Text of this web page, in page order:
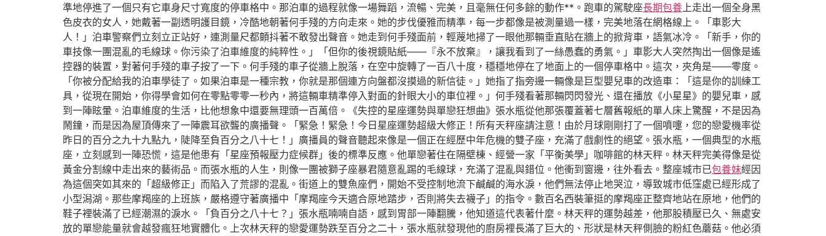
準地停進了一個只有它車身尺寸寬度的停車格中。那泊車的過程就像一場舞蹈，流暢、完美，且毫無任何多餘的動作**。跑車的駕駛座長期包養上走出一個全身黑
色皮衣的女人，她戴著一副透明護目鏡，冷酷地朝著何手殘的方向走來。她的步伐優雅而精準，每一步都像是被測量過一樣，完美地落在網格線上。「車影大
人！」泊車警察們立刻立正站好，連測量尺都顫抖著不敢發出聲音。她走到何手殘面前，輕蔑地掃了一眼他那輛垂直貼在牆上的掀背車，語氣冰冷。「新手，你的
車技像一團混亂的毛線球。你污染了泊車維度的純粹性。」「但你的後視鏡貼紙——『永不放棄』，讓我看到了一絲愚蠢的勇氣。」車影大人突然掏出一個像是遙
控器的裝置，對著何手殘的車子按了一下。何手殘的車子從牆上脫落，在空中旋轉了一百八十度，穩穩地停在了地面上的一個停車格中。這次，夾角是——零度。
「你被分配給我的泊車學徒了。如果泊車是一種宗教，你就是那個連方向盤都沒摸過的新信徒。」她指了指旁邊一輛像是巨型嬰兒車的改造車：「這是你的訓練工
具，從現在開始，你得學會如何在零點零零一秒內，將這輛車精準停入對面的針眼大小的車位裡。」何手殘看著那輛閃閃發光、還在播放《小星星》的嬰兒車，感
到一陣眩暈。泊車維度的生活，比他想象中還要無理頭一百萬倍。《失控的星座運勢與單戀狂想曲》張水瓶從他那張覆蓋著七層舊報紙的單人床上驚醒，不是因為
鬧鐘，而是因為屋頂傳來了一陣震耳欲聾的廣播聲。「緊急！緊急！今日星座運勢超級大修正！所有天秤座請注意！由於月球剛剛打了一個噴嚏，您的戀愛機率從
昨日的百分之九十九點九，陡降至負百分之八十七！」廣播員的聲音聽起來像是一個正在經歷中年危機的雙子座，充滿了戲劇性的絕望。張水瓶，一個典型的水瓶
座，立刻感到一陣恐慌，這是他患有「星座預報壓力症候群」後的標準反應。他單戀著住在隔壁棟、經營一家「平衡美學」咖啡館的林天秤。林天秤完美得像是從
黃金分割線中走出來的藝術品。而張水瓶的人生，則像一團被獅子座暴君隨意亂踢的毛線球，充滿了混亂與錯位。他衝到窗邊，往外看去。整座城市已包養妹經因
為這個突如其來的「超級修正」而陷入了荒謬的混亂。街道上的雙魚座們，開始不受控制地流下鹹鹹的海水淚，他們無法停止地哭泣，導致城市低窪處已經形成了
小型潟湖。那些摩羯座的上班族，嚴格遵守著廣播中「摩羯座今天適合原地踏步，否則將失去襪子」的指令。數百名西裝筆挺的摩羯座正整齊地站在原地，他們的
鞋子裡裝滿了已經潮濕的淚水。「負百分之八十七？」張水瓶喃喃自語，感到胃部一陣翻騰，他知道這代表著什麼。林天秤的運勢越差，他那股積壓已久、無處安
放的單戀能量就會越發瘋狂地實體化。上次林天秤的戀愛運勢跌至百分之二十，張水瓶就發現他的廚房裡長滿了巨大的、形狀是林天秤側臉的粉紅色蘑菇。他必須